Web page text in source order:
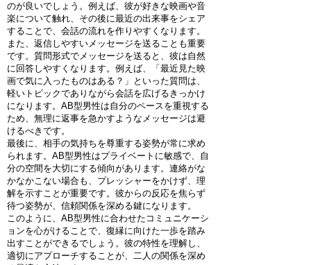
のが良いでしょう。例えば、彼が好きな映画や音
楽について触れ、その後に最近の出来事をシェア
することで、会話の流れを作りやすくなります。
また、返信しやすいメッセージを送ることも重要
です。質問形式でメッセージを送ると、彼は自然
に回答しやすくなります。例えば、「最近見た映
画で気に入ったものはある？」といった質問は、
軽いトピックでありながら会話を広げるきっかけ
になります。AB型男性は自分のペースを重視する
ため、無理に返事を急かすようなメッセージは避
けるべきです。
最後に、相手の気持ちを尊重する姿勢が常に求め
られます。AB型男性はプライベートに敏感で、自
分の空間を大切にする傾向があります。連絡がな
かなかこない場合も、プレッシャーをかけず、理
解を示すことが重要です。彼からの反応を焦らず
待つ姿勢が、信頼関係を深める鍵になります。
このように、AB型男性に合わせたコミュニケーシ
ョンを心がけることで、復縁に向けた一歩を踏み
出すことができるでしょう。彼の特性を理解し、
適切にアプローチすることが、二人の関係を深め